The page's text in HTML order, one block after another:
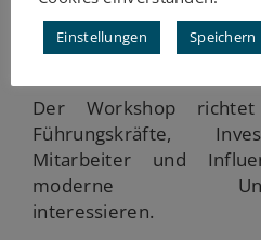
Unternehmenskultur
Der Workshop
Führungskräfte,
Mitarbeiter und
moderne
interessieren.
Einstellungen Speichern